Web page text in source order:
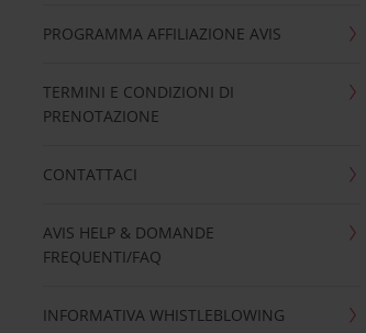
PROGRAMMA AFFILIAZIONE AVIS
TERMINI E CONDIZIONI DI
PRENOTAZIONE
CONTATTACI
AVIS HELP & DOMANDE
FREQUENTI/FAQ
INFORMATIVA WHISTLEBLOWING